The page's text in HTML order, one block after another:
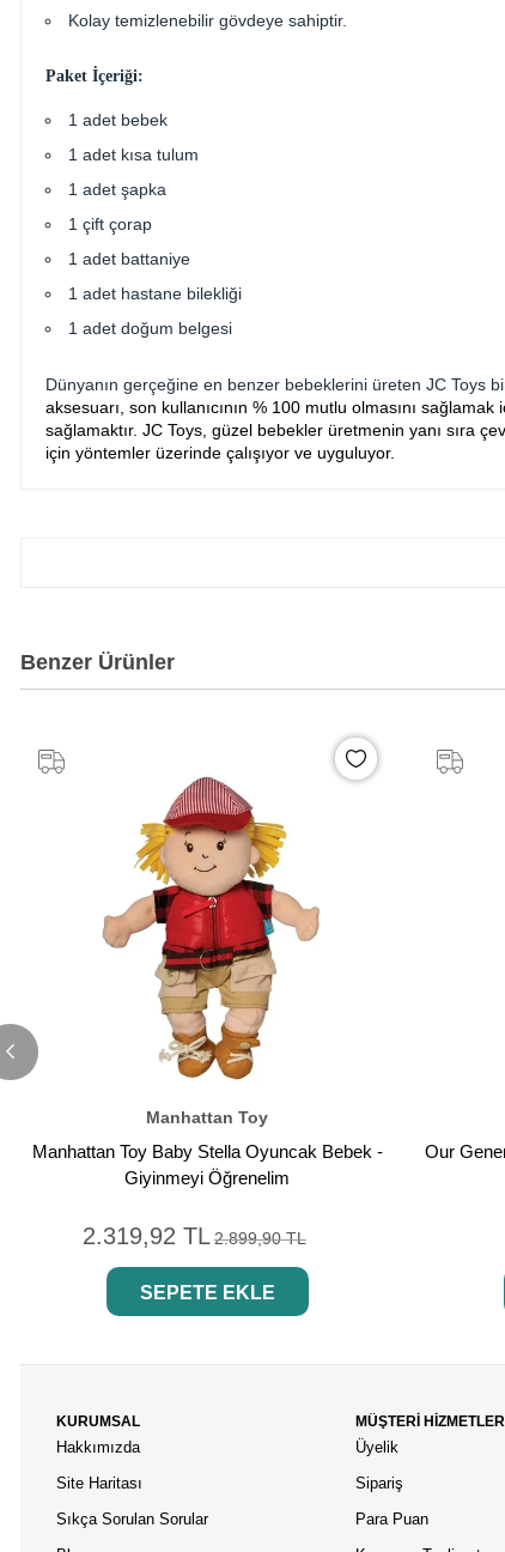
Kolay temizlenebilir gövdeye sahiptir.
Paket İçeriği:
1 adet bebek
1 adet kısa tulum
1 adet şapka
1 çift çorap
1 adet battaniye
1 adet hastane bilekliği
1 adet doğum belgesi
Dünyanın gerçeğine en benzer bebeklerini üreten JC Toys
aksesuarı, son kullanıcının % 100 mutlu olmasını
sağlamaktır. JC Toys, güzel bebekler üretmenin yanı sıra
için yöntemler üzerinde çalışıyor ve uyguluyor.
Benzer Ürünler
Manhattan Toy
Manhattan Toy Baby Stella Oyuncak Bebek -
Giyinmeyi Öğrenelim
2.319,92 TL2.899,90 TL
%20
SEPETE EKLE
Our
KURUMSAL
Hakkımızda
Site Haritası
Sıkça Sorulan Sorular
MÜŞTERİ HİZMETLERİ
Üyelik
Sipariş
Para Puan